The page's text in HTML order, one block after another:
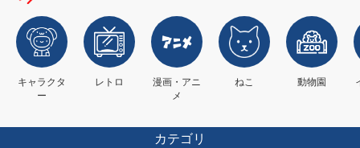
キャラクタ
ー
レトロ
漫画・アニ
メ
ねこ 動物園
カテゴリ